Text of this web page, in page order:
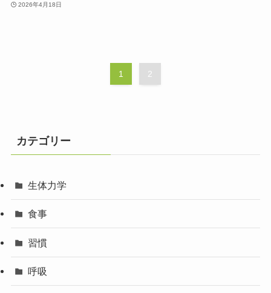
2026年4月18日
1 2
カテゴリー
生体力学
食事
習慣
呼吸